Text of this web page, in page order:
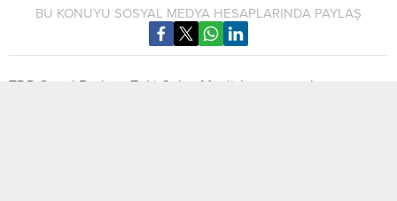
BU KONUYU SOSYAL MEDYA HESAPLARINDA PAYLAŞ
TDP Genel Başkanı Zeki Çeler, Meclis’te yaşananların utanç